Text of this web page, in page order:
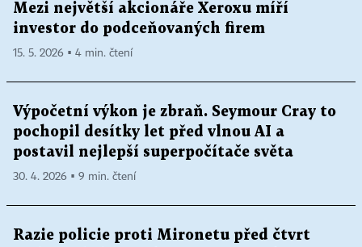
Mezi největší akcionáře Xeroxu míří
investor do podceňovaných firem
15. 5. 2026 ▪ 4 min. čtení
Výpočetní výkon je zbraň. Seymour Cray to
pochopil desítky let před vlnou AI a
postavil nejlepší superpočítače světa
30. 4. 2026 ▪ 9 min. čtení
Razie policie proti Mironetu před čtvrt